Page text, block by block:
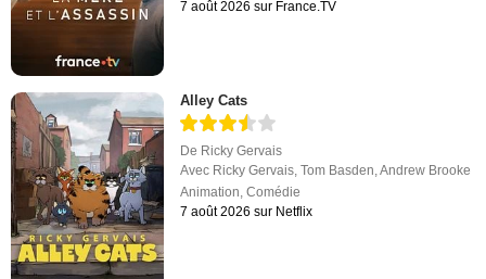
7 août 2026 sur France.TV
Alley Cats
De Ricky Gervais
Avec Ricky Gervais ,Tom Basden ,Andrew Brooke
Animation ,Comédie
7 août 2026 sur Netflix